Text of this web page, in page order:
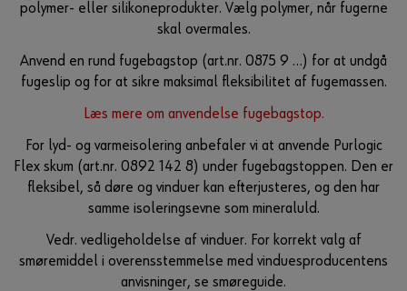
Login
Guide til selvvalgt brugernavn
Har du lyst til at være en online kunde?
Tilmeld dig her i tre enkle trin for at bruge alle funktionerne i
Kun salg til erhvervskunder
Bliv kunde / Opret online bruger
polymer- eller silikoneprodukter. Vælg polymer, når fugerne
skal overmales.
Anvend en rund fugebagstop (art.nr. 0875 9 …) for at undgå
fugeslip og for at sikre maksimal fleksibilitet af fugemassen.
Læs mere om anvendelse fugebagstop.
For lyd- og varmeisolering anbefaler vi at anvende Purlogic
Flex skum (art.nr. 0892 142 8) under fugebagstoppen. Den er
fleksibel, så døre og vinduer kan efterjusteres, og den har
samme isoleringsevne som mineraluld.
Vedr. vedligeholdelse af vinduer. For korrekt valg af
smøremiddel i overensstemmelse med vinduesproducentens
anvisninger, se smøreguide.